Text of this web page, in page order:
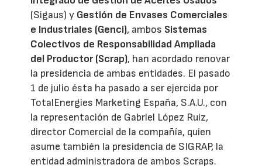
(Sigaus) y Gestión de Envases Comerciales
e Industriales (Genci), ambos Sistemas
Colectivos de Responsabilidad Ampliada
del Productor (Scrap), han acordado renovar
la presidencia de ambas entidades. El pasado
1 de julio ésta ha pasado a ser ejercida por
TotalEnergies Marketing España, S.A.U., con
la representación de Gabriel López Ruiz,
director Comercial de la compañía, quien
asume también la presidencia de SIGRAP, la
entidad administradora de ambos Scraps.